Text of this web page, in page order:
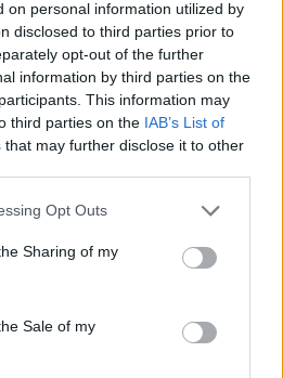
on personal information utilized by
disclosed to third parties prior to
opt-out of the further
information by third parties on the
This information may
third parties on the IAB’s List of
that may further disclose it to other
Opt Outs
Sharing of my
Sale of my
tekintélyt kell adni az
Az egyes minisztériumok
Különösen az olyan, korábban porig
Ám pontosan ez a lendület az,
kihívást is előtérbe rántott: az
ígéretének beváltását, vagy más szóval
pozitív stressznek a kezeléséhez
adni. Hana György